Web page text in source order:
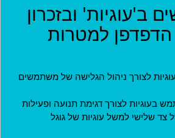
ב'עוגיות' ובזכרון
למטרות
לצורך ניהול הגלישה של משתמשים
בעוגיות לצורך דגימת תנועה ופעילות
צד שלישי למשל עוגיות של גוגל
לאתר.